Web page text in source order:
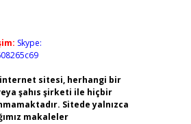
Skype:
internet sitesi, herhangi bir
şahıs şirketi ile hiçbir
Sitede yalnızca
makaleler